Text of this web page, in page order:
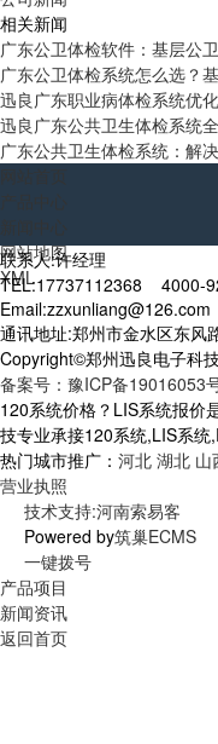
相关新闻
广东公卫体检软件：基层公
广东公卫体检系统怎么选？
迅良广东职业病体检系统优
迅良广东公共卫生体检系统
广东公共卫生体检系统：解
网站地图
XML
联系人:许经理
TEL:17737112368 4000-
Email:zzxunliang@126.com
通讯地址:郑州市金水区东风
Copyright©郑州迅良电子科
备案号：豫ICP备19016053
120系统价格？LIS系统报价
技专业承接120系统,LIS系
热门城市推广： 河北 湖北 山
营业执照
技术支持:河南索易客
Powered by筑巢ECMS
一键拨号
产品项目
新闻资讯
返回首页